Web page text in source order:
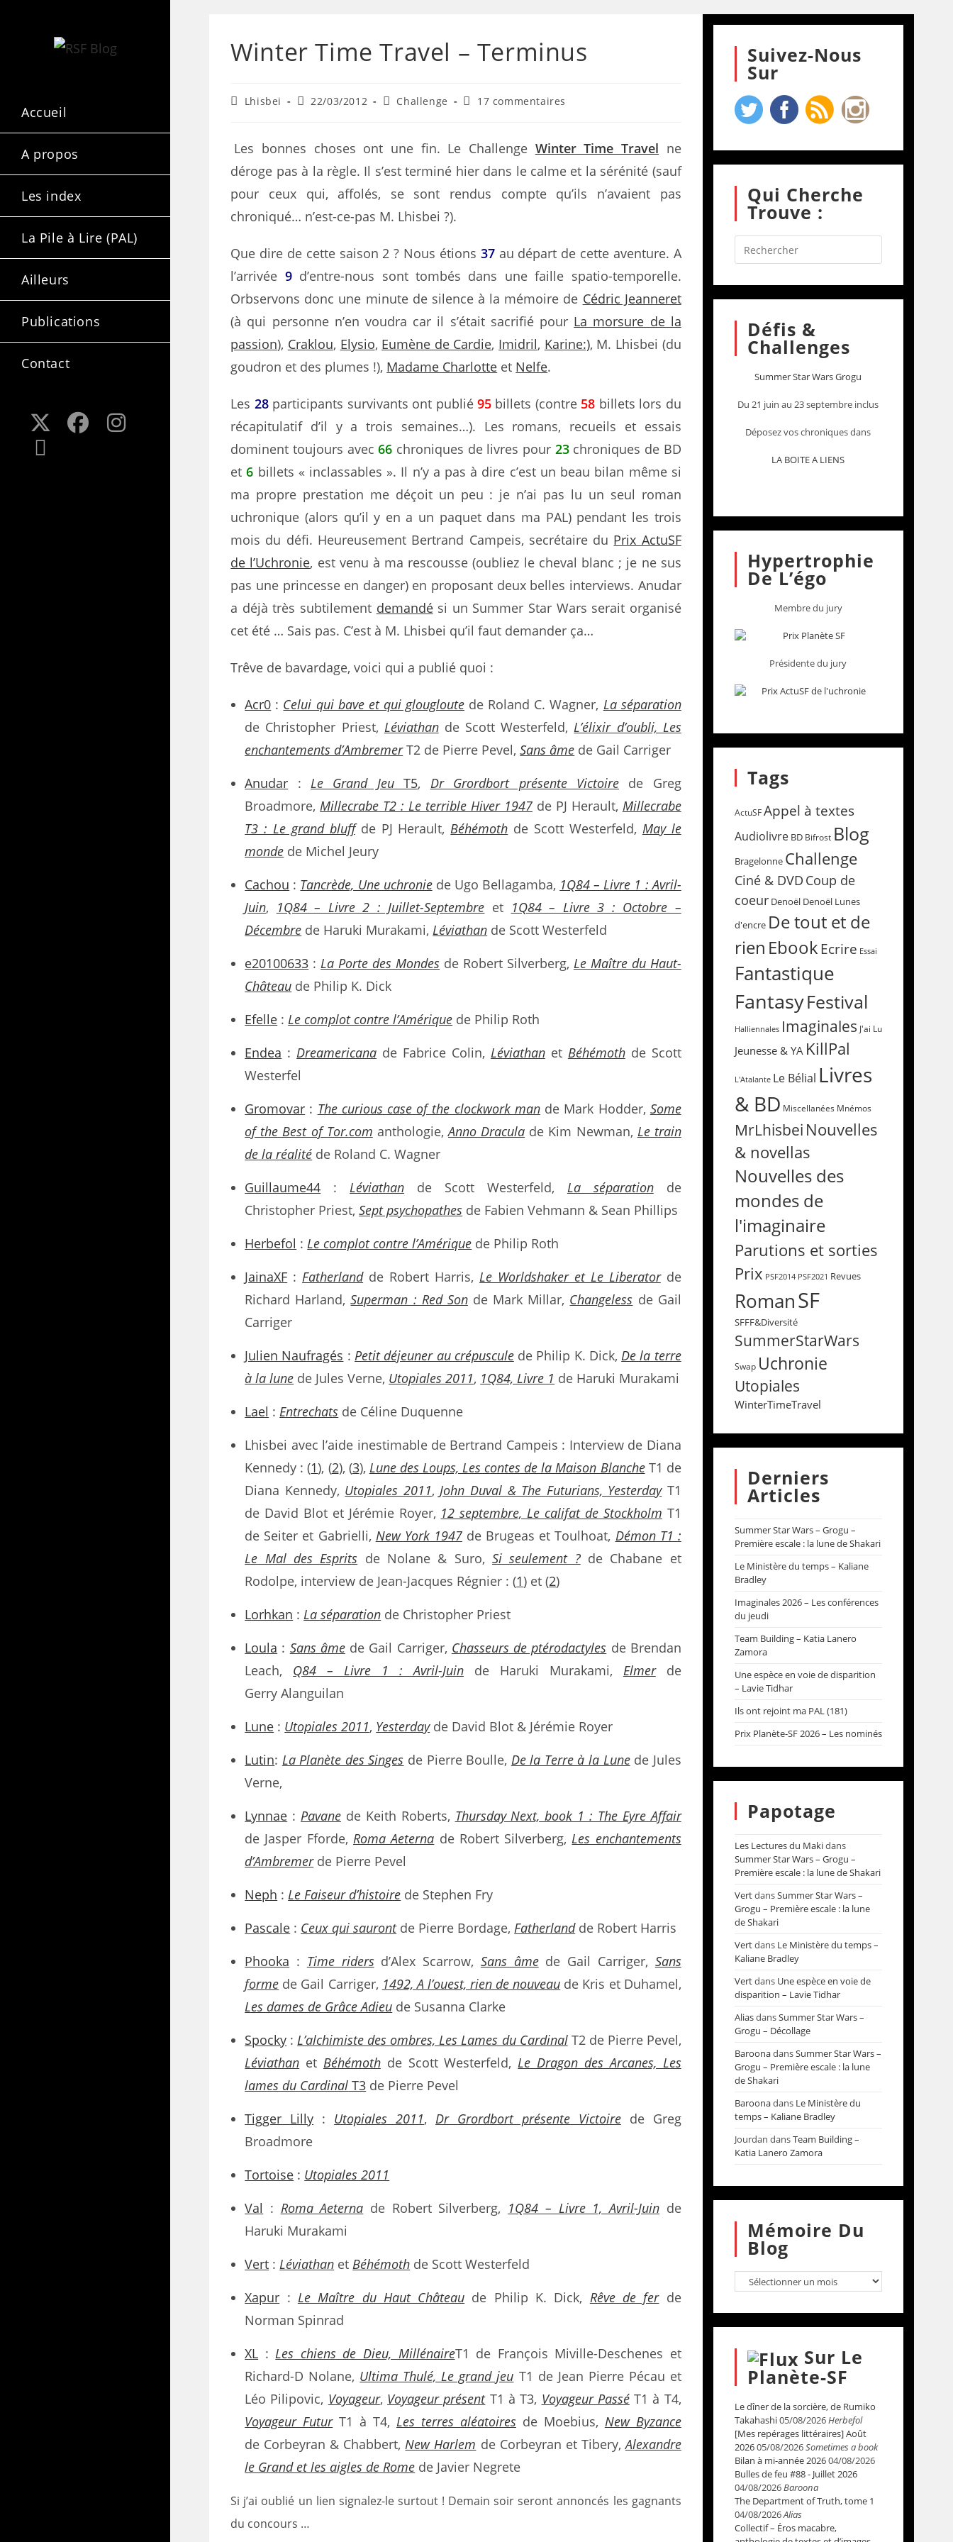
Accueil
A propos
Les index
La Pile à Lire (PAL)
Ailleurs
Publications
Contact
Winter Time Travel – Terminus
Lhisbei 22/03/2012 Challenge 17 commentaires
Les bonnes choses ont une fin. Le Challenge Winter Time Travel ne
déroge pas à la règle. Il s’est terminé hier dans le calme et la sérénité (sauf
pour ceux qui, affolés, se sont rendus compte qu’ils n’avaient pas
chroniqué… n’est-ce-pas M. Lhisbei ?).
Que dire de cette saison 2 ? Nous étions 37au départ de cette aventure. A
l’arrivée 9d’entre-nous sont tombés dans une faille spatio-temporelle.
Orbservons donc une minute de silence à la mémoire de Cédric Jeanneret
(à qui personne n’en voudra car il s’était sacrifié pour La morsure de la
passion), Craklou, Elysio, Eumène de Cardie, Imidril, Karine:), M. Lhisbei (du
goudron et des plumes !), Madame Charlotte et Nelfe.
Les 28participants survivants ont publié 95billets (contre 58 billets lors du
récapitulatif d’il y a trois semaines…). Les romans, recueils et essais
dominent toujours avec66 chroniques de livres pour 23chroniques de BD
et6 billets « inclassables ». Il n’y a pas à dire c’est un beau bilan même si
ma propre prestation me déçoit un peu : je n’ai pas lu un seul roman
uchronique (alors qu’il y en a un paquet dans ma PAL) pendant les trois
mois du défi. Heureusement Bertrand Campeis, secrétaire du Prix ActuSF
de l’Uchronie, est venu à ma rescousse (oubliez le cheval blanc ; je ne sus
pas une princesse en danger) en proposant deux belles interviews. Anudar
a déjà très subtilement demandési un Summer Star Wars serait organisé
cet été … Sais pas. C’est à M. Lhisbei qu’il faut demander ça…
Trêve de bavardage, voici qui a publié quoi :
Acr0 : Celui qui bave et qui glougloute de Roland C. Wagner, La séparation
de Christopher Priest, Léviathande Scott Westerfeld,L’élixir d’oubli, Les
enchantements d’AmbremerT2 de Pierre Pevel,Sans âme de Gail Carriger
Anudar :Le Grand JeuT5, Dr Grordbort présente Victoirede Greg
Broadmore,Millecrabe T2 : Le terrible Hiver 1947de PJ Herault, Millecrabe
T3 : Le grand bluffde PJ Herault,Béhémoth de Scott Westerfeld, May le
monde de Michel Jeury
Cachou : Tancrède, Une uchroniede Ugo Bellagamba, 1Q84 – Livre 1 : Avril-
Juin, 1Q84 – Livre 2 : Juillet-Septembre et 1Q84 – Livre 3 : Octobre –
Décembre de Haruki Murakami,Léviathan de Scott Westerfeld
e20100633 :La Porte des Mondes de Robert Silverberg, Le Maître du Haut-
Château de Philip K. Dick
Efelle :Le complot contre l’Amérique de Philip Roth
Endea :Dreamericana de Fabrice Colin, Léviathanet Béhémothde Scott
Westerfel
Gromovar : The curious case of the clockwork mande Mark Hodder, Some
of the Best of Tor.com anthologie,Anno Dracula de Kim Newman, Le train
de la réalité de Roland C. Wagner
Guillaume44 :Léviathan de Scott Westerfeld, La séparationde
Christopher Priest,Sept psychopathes de Fabien Vehmann & Sean Phillips
Herbefol :Le complot contre l’Amérique de Philip Roth
JainaXF :Fatherlandde Robert Harris, Le Worldshaker et Le Liberatorde
Richard Harland,Superman : Red Sonde Mark Millar, Changeless de Gail
Carriger
Julien Naufragés :Petit déjeuner au crépusculede Philip K. Dick,De la terre
à la lune de Jules Verne, Utopiales 2011, 1Q84, Livre 1 de Haruki Murakami
Lael :Entrechats de Céline Duquenne
Lhisbei avec l’aide inestimable de Bertrand Campeis : Interview de Diana
Kennedy : (1), (2), (3), Lune des Loups, Les contes de la Maison BlancheT1 de
Diana Kennedy, Utopiales 2011,John Duval & The Futurians, YesterdayT1
de David Blot et Jérémie Royer, 12 septembre, Le califat de Stockholm T1
de Seiter et Gabrielli, New York 1947de Brugeas et Toulhoat, Démon T1 :
Le Mal des Esprits de Nolane & Suro, Si seulement ?de Chabane et
Rodolpe, interview de Jean-Jacques Régnier : (1) et (2)
Lorhkan :La séparation de Christopher Priest
Loula : Sans âmede Gail Carriger, Chasseurs de ptérodactyles de Brendan
Leach, Q84 – Livre 1 : Avril-Juinde Haruki Murakami, Elmerde
Gerry Alanguilan
Lune : Utopiales 2011, Yesterday de David Blot & Jérémie Royer
Lutin: La Planète des Singes de Pierre Boulle, De la Terre à la Lunede Jules
Verne,
Lynnae : Pavanede Keith Roberts, Thursday Next, book 1 : The Eyre Affair
de Jasper Fforde,Roma Aeterna de Robert Silverberg,Les enchantements
d’Ambremerde Pierre Pevel
Neph :Le Faiseur d’histoire de Stephen Fry
Pascale : Ceux qui saurontde Pierre Bordage,Fatherlandde Robert Harris
Phooka : Time ridersd’Alex Scarrow, Sans âmede Gail Carriger, Sans
forme de Gail Carriger, 1492, A l’ouest, rien de nouveau de Kris et Duhamel,
Les dames de Grâce Adieu de Susanna Clarke
Spocky :L’alchimiste des ombres, Les Lames du CardinalT2 de Pierre Pevel,
Léviathan et Béhémothde Scott Westerfeld,Le Dragon des Arcanes, Les
lames du Cardinal T3 de Pierre Pevel
Tigger Lilly : Utopiales 2011, Dr Grordbort présente Victoirede Greg
Broadmore
Tortoise : Utopiales 2011
Val : Roma Aeterna de Robert Silverberg, 1Q84 – Livre 1, Avril-Juin de
Haruki Murakami
Vert :Léviathan etBéhémoth de Scott Westerfeld
Xapur : Le Maître du Haut Château de Philip K. Dick, Rêve de ferde
Norman Spinrad
XL :Les chiens de Dieu, MillénaireT1 de François Miville-Deschenes et
Richard-D Nolane, Ultima Thulé, Le grand jeu T1 de Jean Pierre Pécau et
Léo Pilipovic, Voyageur, Voyageur présentT1 à T3, Voyageur PasséT1 à T4,
Voyageur FuturT1 à T4, Les terres aléatoiresde Moebius, New Byzance
de Corbeyran & Chabbert,New Harlem de Corbeyran et Tibery,Alexandre
le Grand et les aigles de Rome de Javier Negrete
Si j’ai oublié un lien signalez-le surtout ! Demain soir seront annoncés les gagnants
du concours …
Suivez-Nous
Sur
Qui Cherche
Trouve :
Défis &
Challenges
Summer Star Wars Grogu
Du 21 juin au 23 septembre inclus
Déposez vos chroniques dans
LA BOITE A LIENS
Hypertrophie
De L’égo
Membre du jury
Présidente du jury
Tags
ActuSF Appel à textes
Audiolivre BD Bifrost Blog
Bragelonne Challenge
Ciné & DVD Coup de
coeur Denoël Denoël Lunes
d'encre De tout et de
rien EbookEcrire Essai
Fantastique
FantasyFestival
Halliennales Imaginales J'ai Lu
Jeunesse & YA KillPal
L'Atalante Le Bélial Livres
& BD Miscellanées Mnémos
MrLhisbei Nouvelles
& novellas
Nouvelles des
mondes de
l'imaginaire
Parutions et sorties
Prix PSF2014 PSF2021 Revues
RomanSF
SFFF&Diversité
SummerStarWars
Swap Uchronie
Utopiales
WinterTimeTravel
Derniers
Articles
Summer Star Wars – Grogu –
Première escale : la lune de Shakari
Le Ministère du temps – Kaliane
Bradley
Imaginales 2026 – Les conférences
du jeudi
Team Building – Katia Lanero
Zamora
Une espèce en voie de disparition
– Lavie Tidhar
Ils ont rejoint ma PAL (181)
Prix Planète-SF 2026 – Les nominés
Papotage
Les Lectures du Makidans
Summer Star Wars – Grogu –
Première escale : la lune de Shakari
VertdansSummer Star Wars –
Grogu – Première escale : la lune
de Shakari
Vertdans Le Ministère du temps –
Kaliane Bradley
Vertdans Une espèce en voie de
disparition – Lavie Tidhar
AliasdansSummer Star Wars –
Grogu – Décollage
BaroonadansSummer Star Wars –
Grogu – Première escale : la lune
de Shakari
Baroonadans Le Ministère du
temps – Kaliane Bradley
Jourdan dansTeam Building –
Katia Lanero Zamora
Mémoire Du
Blog
Sur Le
Planète-SF
Le dîner de la sorcière, de Rumiko
Takahashi05/08/2026Herbefol
[Mes repérages littéraires] Août
202605/08/2026Sometimes a book
Bilan à mi-année 202604/08/2026
Bulles de feu #88 - Juillet 2026
04/08/2026Baroona
The Department of Truth, tome 1
04/08/2026Alias
Collectif – Éros macabre,